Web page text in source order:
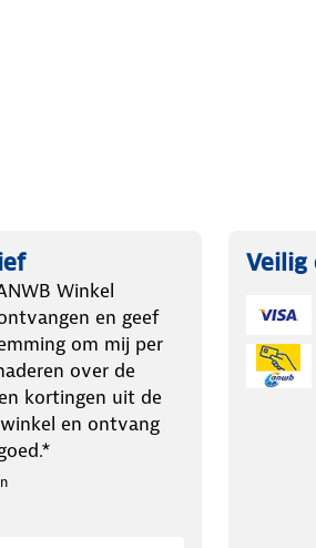
Winkel
en geef
om mij per
over de
kortingen uit de
en ontvang
Veilig